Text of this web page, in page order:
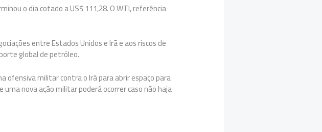
o dia cotado a US$ 111,28. O WTI, referência
entre Estados Unidos e Irã e aos riscos de
global de petróleo.
ofensiva militar contra o Irã para abrir espaço para
nova ação militar poderá ocorrer caso não haja